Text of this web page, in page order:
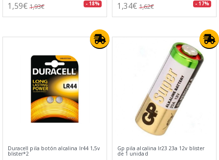
1,59€ 1,93€ - 18% 1,34€ 1,62€ - 17%
Duracell pila botón alcalina lr44 1,5v
blister*2
Gp pila alcalina lr23 23a 12v blister
de 1 unidad